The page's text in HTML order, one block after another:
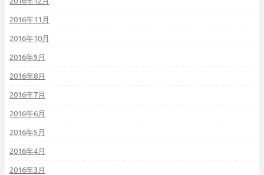
2016年11月
2016年10月
2016年9月
2016年8月
2016年7月
2016年6月
2016年5月
2016年4月
2016年3月